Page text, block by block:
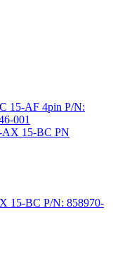
15-AF 4pin P/N:
001
15-BC P/N: 858970-